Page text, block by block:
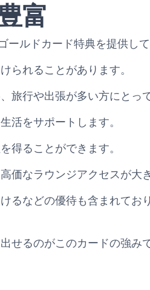
富
ールドカード特典を提供して
られることがあります。
旅行や出張が多い方にとっ
活をサポートします。
得ることができます。
価なラウンジアクセスが大
るなどの優待も含まれてお
せるのがこのカードの強みで